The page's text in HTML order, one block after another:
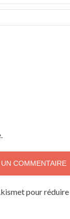
pour